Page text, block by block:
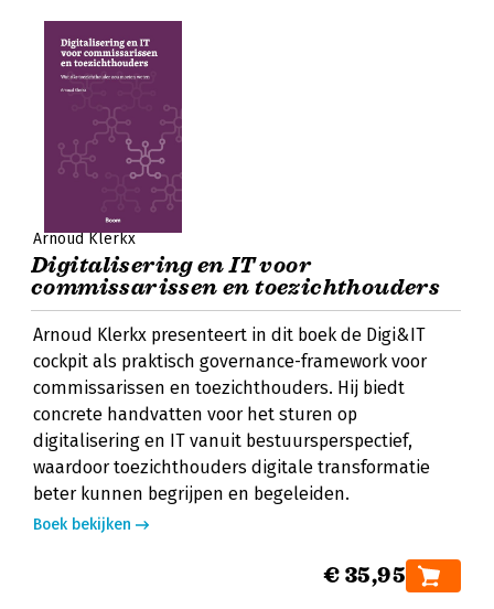
Arnoud Klerkx
Digitalisering en IT voor
commissarissen en toezichthouders
Arnoud Klerkx presenteert in dit boek de Digi&IT
cockpit als praktisch governance-framework voor
commissarissen en toezichthouders. Hij biedt
concrete handvatten voor het sturen op
digitalisering en IT vanuit bestuursperspectief,
waardoor toezichthouders digitale transformatie
beter kunnen begrijpen en begeleiden.
Boek bekijken
€ 35,95